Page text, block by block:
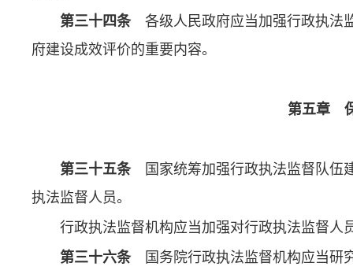
第三十四条 各级人民政府应当加强行政执法
府建设成效评价的重要内容。
第五章
第三十五条 国家统筹加强行政执法监督队伍
执法监督人员。
行政执法监督机构应当加强对行政执法监督人
第三十六条 国务院行政执法监督机构应当研